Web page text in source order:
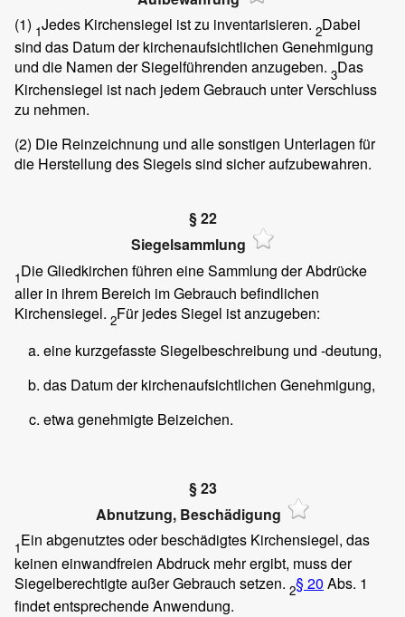
(1) 1Jedes Kirchensiegel ist zu inventarisieren. 2Dabei
sind das Datum der kirchenaufsichtlichen Genehmigung
und die Namen der Siegelführenden anzugeben. 3Das
Kirchensiegel ist nach jedem Gebrauch unter Verschluss
zu nehmen.
(2) Die Reinzeichnung und alle sonstigen Unterlagen für
die Herstellung des Siegels sind sicher aufzubewahren.
§ 22
Siegelsammlung
1Die Gliedkirchen führen eine Sammlung der Abdrücke
aller in ihrem Bereich im Gebrauch befindlichen
Kirchensiegel. 2Für jedes Siegel ist anzugeben:
eine kurzgefasste Siegelbeschreibung und -deutung,
das Datum der kirchenaufsichtlichen Genehmigung,
etwa genehmigte Beizeichen.
§ 23
Abnutzung, Beschädigung
1Ein abgenutztes oder beschädigtes Kirchensiegel, das
keinen einwandfreien Abdruck mehr ergibt, muss der
Siegelberechtigte außer Gebrauch setzen. 2§ 20 Abs. 1
findet entsprechende Anwendung.